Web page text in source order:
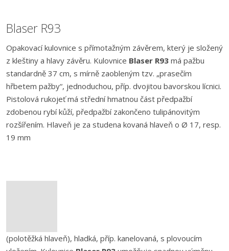
Blaser R93
Opakovací kulovnice s přímotažným závěrem, který je složený
z kleštiny a hlavy závěru. Kulovnice Blaser R93 má pažbu
standardně 37 cm, s mírně zaobleným tzv. „prasečím
hřbetem pažby“, jednoduchou, příp. dvojitou bavorskou lícnici.
Pistolová rukojeť má střední hmatnou část předpažbí
zdobenou rybí kůží, předpažbí zakončeno tulipánovitým
rozšířením. Hlaveň je za studena kovaná hlaveň o Ø 17, resp.
19 mm
(polotěžká hlaveň), hladká, příp. kanelovaná, s plovoucím